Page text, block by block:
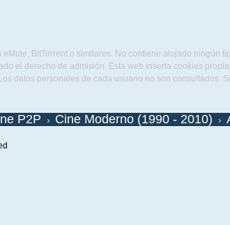
BitTorrent o similares. No contiene alojado ningún
el derecho de admisión. Esta web inserta cookies
datos personales de cada usuario no son consultados.
P2P Cine Moderno (1990 - 2010)